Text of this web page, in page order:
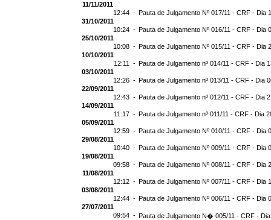
11/11/2011
12:44 - Pauta de Julgamento Nº 017/11 - CRF - Dia
31/10/2011
10:24 - Pauta de Julgamento Nº 016/11 - CRF - Dia
25/10/2011
10:08 - Pauta de Julgamento Nº 015/11 - CRF - Dia
10/10/2011
12:11 - Pauta de Julgamento nº 014/11 - CRF - Dia
03/10/2011
12:26 - Pauta de Julgamento nº 013/11 - CRF - Dia
22/09/2011
12:43 - Pauta de Julgamento nº 012/11 - CRF - Dia
14/09/2011
11:17 - Pauta de Julgamento nº 011/11 - CRF - Dia
05/09/2011
12:59 - Pauta de Julgamento Nº 010/11 - CRF - Dia
29/08/2011
10:40 - Pauta de Julgamento Nº 009/11 - CRF - Dia
19/08/2011
09:58 - Pauta de Julgamento Nº 008/11 - CRF - Dia
11/08/2011
12:12 - Pauta de Julgamento Nº 007/11 - CRF - Dia
03/08/2011
12:44 - Pauta de Julgamento Nº 006/11 - CRF - Dia
27/07/2011
09:54 - Pauta de Julgamento N� 005/11 - CRF - Dia